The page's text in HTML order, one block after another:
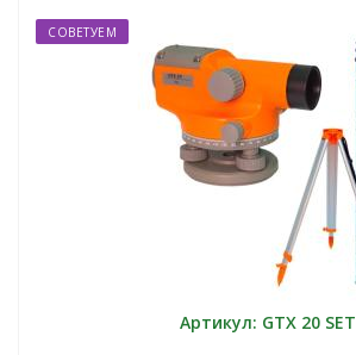
СОВЕТУЕМ
Артикул: GTX 20 SET